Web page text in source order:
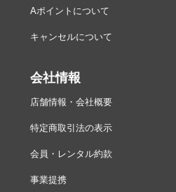
Aポイントについて
キャンセルについて
会社情報
店舗情報・会社概要
特定商取引法の表示
会員・レンタル約款
事業提携